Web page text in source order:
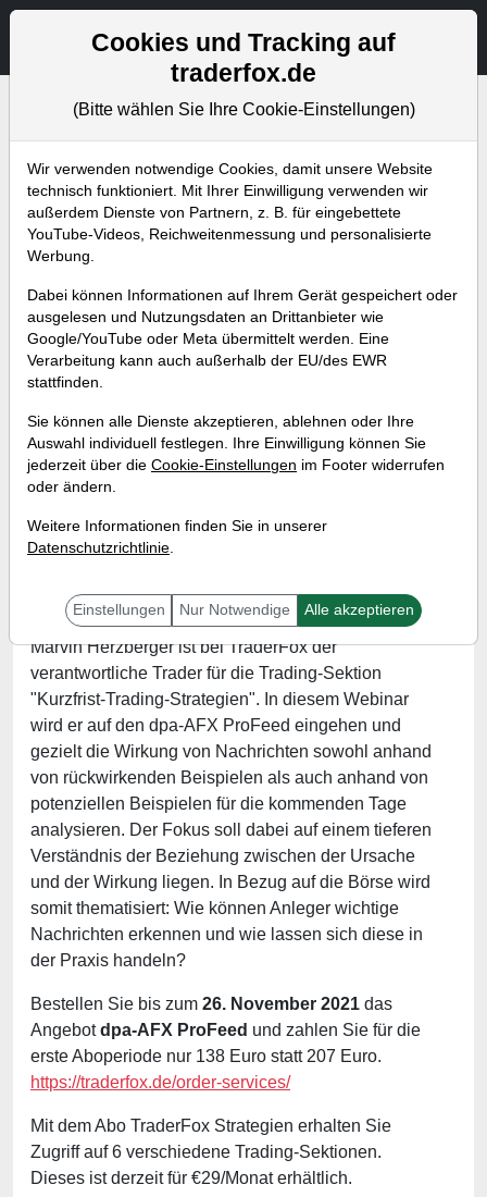
Aktien- und Artikelsuche
Bevorstehende Webinare Alle Aufzeichnungen
News-Trading mit dem dpa AFX
ProFeed: Methoden und aktuelle
Chancen
Wann:Freitag, 19. November 2021 von 18 bis 19
Marvin Herzberger ist bei TraderFox der
verantwortliche Trader für die Trading-Sektion
"Kurzfrist-Trading-Strategien". In diesem Webinar
wird er auf den dpa-AFX ProFeed eingehen und
gezielt die Wirkung von Nachrichten sowohl anhand
von rückwirkenden Beispielen als auch anhand von
potenziellen Beispielen für die kommenden Tage
analysieren. Der Fokus soll dabei auf einem tieferen
Verständnis der Beziehung zwischen der Ursache
und der Wirkung liegen. In Bezug auf die Börse wird
somit thematisiert: Wie können Anleger wichtige
Nachrichten erkennen und wie lassen sich diese in
der Praxis handeln?
Bestellen Sie bis zum 26. November 2021 das
Angebotdpa-AFX ProFeed und zahlen Sie für die
erste Aboperiode nur 138 Euro statt 207 Euro.
https://traderfox.de/order-services/
Mit dem Abo TraderFox Strategien erhalten Sie
Zugriff auf 6 verschiedene Trading-Sektionen.
Dieses ist derzeit für €29/Monat erhältlich.
Cookies und Tracking auf
traderfox.de
(Bitte wählen Sie Ihre Cookie-Einstellungen)
Wir verwenden notwendige Cookies, damit unsere Website
technisch funktioniert. Mit Ihrer Einwilligung verwenden wir
außerdem Dienste von Partnern, z. B. für eingebettete
YouTube-Videos, Reichweitenmessung und personalisierte
Werbung.
Dabei können Informationen auf Ihrem Gerät gespeichert oder
ausgelesen und Nutzungsdaten an Drittanbieter wie
Google/YouTube oder Meta übermittelt werden. Eine
Verarbeitung kann auch außerhalb der EU/des EWR
stattfinden.
Sie können alle Dienste akzeptieren, ablehnen oder Ihre
Auswahl individuell festlegen. Ihre Einwilligung können Sie
jederzeit über die Cookie-Einstellungen im Footer widerrufen
oder ändern.
Weitere Informationen finden Sie in unserer
Datenschutzrichtlinie.
Einstellungen Nur Notwendige Alle akzeptieren